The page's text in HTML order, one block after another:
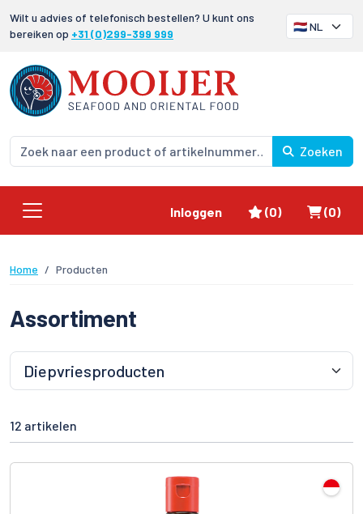
Wilt u advies of telefonisch bestellen? U kunt ons
bereiken op +31 (0)299-399 999
Zoeken
Inloggen Favorieten
(0) (0)
Home Producten
Assortiment
12 artikelen